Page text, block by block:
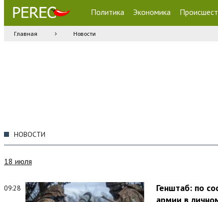
Политика Экономика
Главная Новости
НОВОСТИ
18 июля
09:28
Генштаб: по